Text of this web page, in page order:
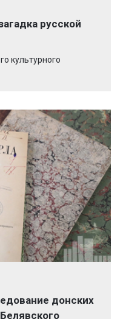
русской
культурного
донских